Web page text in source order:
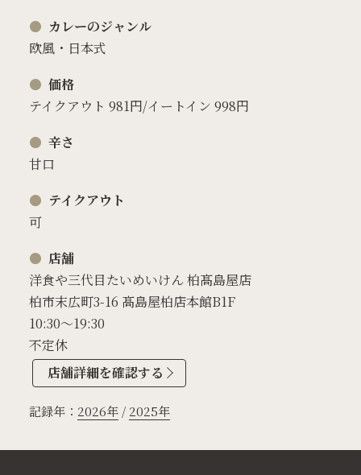
カレーのジャンル
欧風・日本式
価格
テイクアウト 981円/イートイン 998円
辛さ
甘口
テイクアウト
可
店舗
洋食や三代目たいめいけん 柏髙島屋店
柏市末広町3-16 髙島屋柏店本館B1F
10:30～19:30
不定休
店舗詳細を確認する
記録年： 2026年/ 2025年